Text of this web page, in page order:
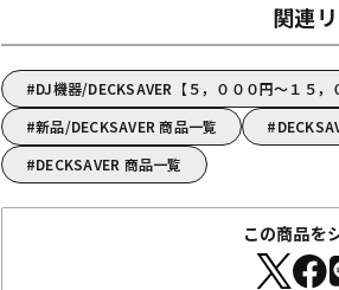
関連
DJ機器/DECKSAVER【５，０００円～１５，
新品/DECKSAVER 商品一覧
DECKSAVER 商品一覧
この商品を